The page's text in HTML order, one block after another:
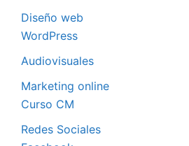
Diseño web
WordPress
Audiovisuales
Marketing online
Curso CM
Redes Sociales